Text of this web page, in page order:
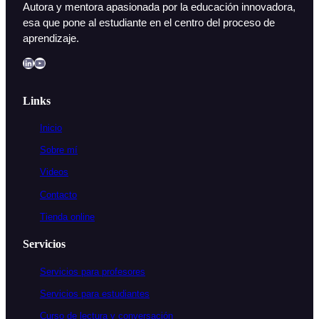
Autora y mentora apasionada por la educación innovadora,
esa que pone al estudiante en el centro del proceso de
aprendizaje.
LinkedIn YouTube
Links
Inicio
Sobre mí
Videos
Contacto
Tienda online
Servicios
Servicios para profesores
Servicios para estudiantes
Curso de lectura y conversación